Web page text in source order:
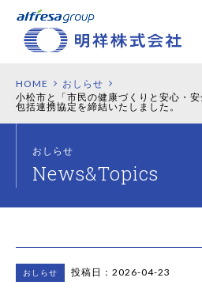
HOME
おしらせ
小松市と「市民の健康づくりと安心・
包括連携協定を締結いたしました。
おしらせ
おしらせ 投稿日：2026-04-23